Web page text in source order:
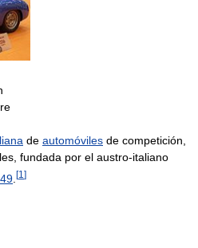
de automóviles de competición,
fundada por el austro-italiano
[1 ]